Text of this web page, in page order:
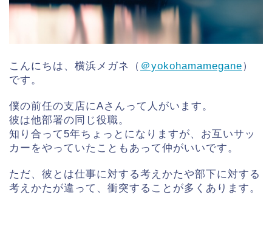
こんにちは、横浜メガネ（ ＠yokohamamegane）
です。
僕の前任の支店にAさんって人がいます。
彼は他部署の同じ役職。
知り合って5年ちょっとになりますが、お互いサッ
カーをやっていたこともあって仲がいいです。
ただ、彼とは仕事に対する考えかたや部下に対する
考えかたが違って、衝突することが多くあります。